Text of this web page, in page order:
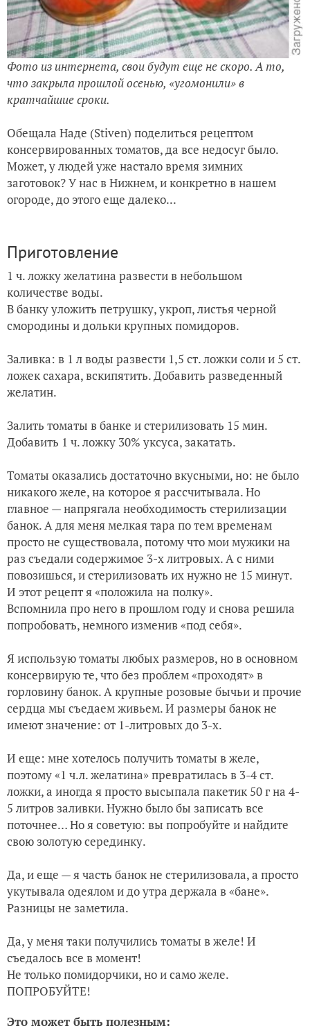
Фото из интернета, свои будут еще не скоро. А то,
что закрыла прошлой осенью, «угомонили» в
кратчайшие сроки.
Обещала Наде (Stiven) поделиться рецептом
консервированных томатов, да все недосуг было.
Может, у людей уже настало время зимних
заготовок? У нас в Нижнем, и конкретно в нашем
огороде, до этого еще далеко...
Приготовление
1 ч. ложку желатина развести в небольшом
количестве воды.
В банку уложить петрушку, укроп, листья черной
смородины и дольки крупных помидоров.
Заливка: в 1 л воды развести 1,5 ст. ложки соли и 5 ст.
ложек сахара, вскипятить. Добавить разведенный
желатин.
Залить томаты в банке и стерилизовать 15 мин.
Добавить 1 ч. ложку 30% уксуса, закатать.
Томаты оказались достаточно вкусными, но: не было
никакого желе, на которое я рассчитывала. Но
главное — напрягала необходимость стерилизации
банок. А для меня мелкая тара по тем временам
просто не существовала, потому что мои мужики на
раз съедали содержимое 3-х литровых. А с ними
повозишься, и стерилизовать их нужно не 15 минут.
И этот рецепт я «положила на полку».
Вспомнила про него в прошлом году и снова решила
попробовать, немного изменив «под себя».
Я использую томаты любых размеров, но в основном
консервирую те, что без проблем «проходят» в
горловину банок. А крупные розовые бычьи и прочие
сердца мы съедаем живьем. И размеры банок не
имеют значение: от 1-литровых до 3-х.
И еще: мне хотелось получить томаты в желе,
поэтому «1 ч.л. желатина» превратилась в 3-4 ст.
ложки, а иногда я просто высыпала пакетик 50 г на 4-
5 литров заливки. Нужно было бы записать все
поточнее… Но я советую: вы попробуйте и найдите
свою золотую серединку.
Да, и еще — я часть банок не стерилизовала, а просто
укутывала одеялом и до утра держала в «бане».
Разницы не заметила.
Да, у меня таки получились томаты в желе! И
съедалось все в момент!
Не только помидорчики, но и само желе.
ПОПРОБУЙТЕ!
Это может быть полезным: